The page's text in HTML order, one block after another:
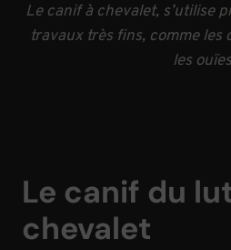
Le canif à chevalet, s’utilise
travaux très fins, comme les
les
Le canif du
chevalet